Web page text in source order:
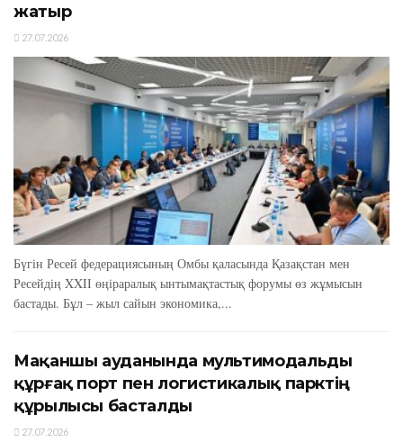
жатыр
27.07.2026
Бүгін Ресей федерациясының Омбы қаласында Қазақстан мен
Ресейдің XXIІ өңіраралық ынтымақтастық форумы өз жұмысын
бастады. Бұл – жыл сайын экономика,...
Мақаншы ауданында мультимодальды
құрғақ порт пен логистикалық парктің
құрылысы басталды
27.07.2026